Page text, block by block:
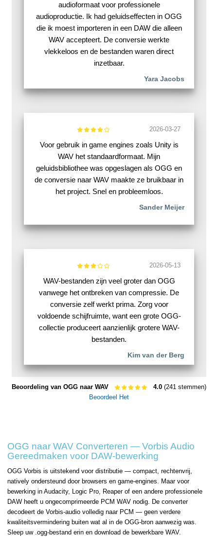
audioformaat voor professionele
audioproductie. Ik had geluidseffecten in OGG
die ik moest importeren in een DAW die alleen
WAV accepteert. De conversie werkte
vlekkeloos en de bestanden waren direct
inzetbaar.
Yara Jacobs
2026-03-27
Voor gebruik in game engines zoals Unity is
WAV het standaardformaat. Mijn
geluidsbibliothee was opgeslagen als OGG en
de conversie naar WAV maakte ze bruikbaar in
het project. Snel en probleemloos.
Sander Meijer
2026-05-13
WAV-bestanden zijn veel groter dan OGG
vanwege het ontbreken van compressie. De
conversie zelf werkt prima. Zorg voor
voldoende schijfruimte, want een grote OGG-
collectie produceert aanzienlijk grotere WAV-
bestanden.
Kim van der Berg
Beoordeling van OGG naar WAV 4.0 (241 stemmen)
Beoordeel Het
OGG naar WAV Converteren — Vorbis Audio
Gereedmaken voor DAW-bewerking
OGG Vorbis is uitstekend voor distributie — compact, rechtenvrij,
natively ondersteund door browsers en game-engines. Maar voor
bewerking in Audacity, Logic Pro, Reaper of een andere professionele
DAW heeft u ongecomprimeerde PCM WAV nodig. De converter
decodeert de Vorbis-audio volledig naar PCM — geen verdere
kwaliteitsvermindering buiten wat al in de OGG-bron aanwezig was.
Sleep uw .ogg-bestand erin en download de bewerkbare WAV.